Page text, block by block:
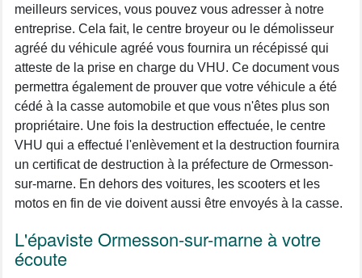
meilleurs services, vous pouvez vous adresser à notre
entreprise. Cela fait, le centre broyeur ou le démolisseur
agréé du véhicule agréé vous fournira un récépissé qui
atteste de la prise en charge du VHU. Ce document vous
permettra également de prouver que votre véhicule a été
cédé à la casse automobile et que vous n'êtes plus son
propriétaire. Une fois la destruction effectuée, le centre
VHU qui a effectué l'enlèvement et la destruction fournira
un certificat de destruction à la préfecture de Ormesson-
sur-marne. En dehors des voitures, les scooters et les
motos en fin de vie doivent aussi être envoyés à la casse.
L'épaviste Ormesson-sur-marne à votre
écoute